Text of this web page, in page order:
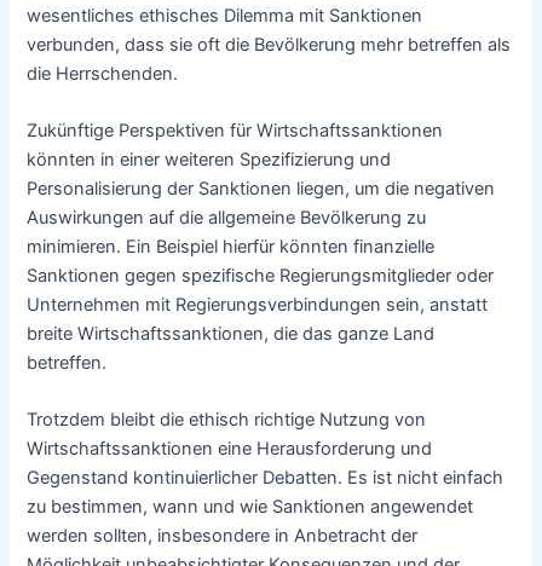
wesentliches ethisches Dilemma mit Sanktionen
verbunden, dass sie oft die Bevölkerung mehr betreffen als
die Herrschenden.
Zukünftige Perspektiven für Wirtschaftssanktionen
könnten in einer weiteren Spezifizierung und
Personalisierung der Sanktionen liegen, um die negativen
Auswirkungen auf die allgemeine Bevölkerung zu
minimieren. Ein Beispiel hierfür könnten finanzielle
Sanktionen gegen spezifische Regierungsmitglieder oder
Unternehmen mit Regierungsverbindungen sein, anstatt
breite Wirtschaftssanktionen, die das ganze Land
betreffen.
Trotzdem bleibt die ethisch richtige Nutzung von
Wirtschaftssanktionen eine Herausforderung und
Gegenstand kontinuierlicher Debatten. Es ist nicht einfach
zu bestimmen, wann und wie Sanktionen angewendet
werden sollten, insbesondere in Anbetracht der